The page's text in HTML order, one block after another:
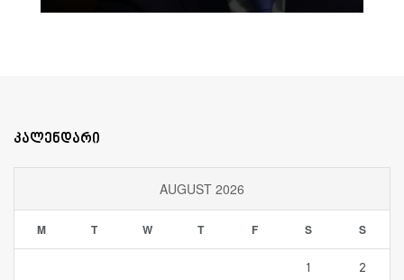
კალენდარი
AUGUST 2026
M T W T F S S
1 2